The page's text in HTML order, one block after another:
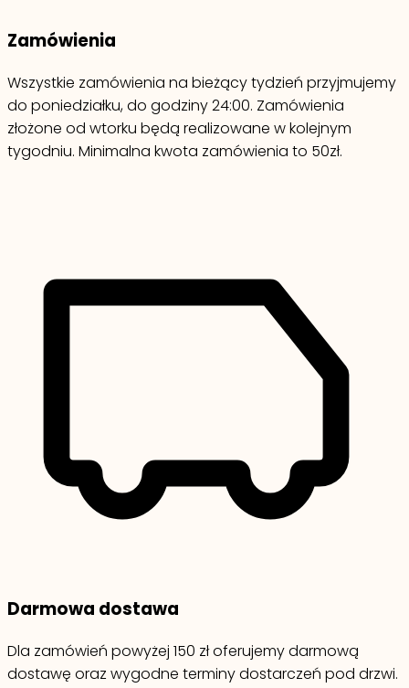
Zamówienia
Wszystkie zamówienia na bieżący tydzień przyjmujemy
do poniedziałku, do godziny 24:00. Zamówienia
złożone od wtorku będą realizowane w kolejnym
tygodniu. Minimalna kwota zamówienia to 50zł.
Darmowa dostawa
Dla zamówień powyżej 150 zł oferujemy darmową
dostawę oraz wygodne terminy dostarczeń pod drzwi.